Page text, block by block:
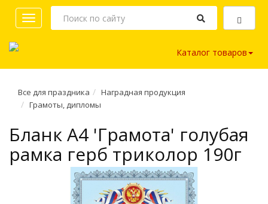
Toggle
navigation
Каталог товаров
Все для праздника
Наградная продукция
Грамоты, дипломы
Бланк A4 'Грамота' голубая
рамка герб триколор 190г